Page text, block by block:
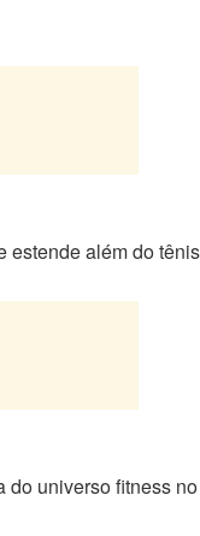
estende além do
universo fitness